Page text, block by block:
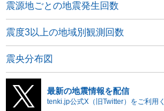
震源地ごとの地震発生回数
震度3以上の地域別観測回数
震央分布図
最新の地震情報を配信
tenki.jp公式X（旧Twitter）をご利用